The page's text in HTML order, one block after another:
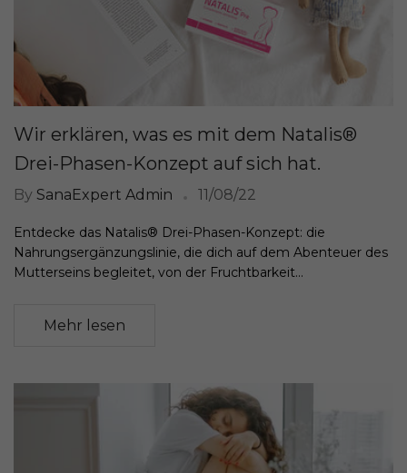
Wir erklären, was es mit dem Natalis®
Drei-Phasen-Konzept auf sich hat.
By SanaExpert Admin 11/08/22
Entdecke das Natalis® Drei-Phasen-Konzept: die
Nahrungsergänzungslinie, die dich auf dem Abenteuer des
Mutterseins begleitet, von der Fruchtbarkeit...
Mehr lesen